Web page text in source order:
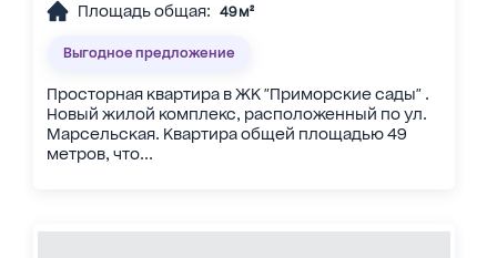
Площадь общая: 49 м²
Выгодное предложение
Просторная квартира в ЖК "Приморские сады" .
Новый жилой комплекс, расположенный по ул.
Марсельская. Квартира общей площадью 49
метров, что...